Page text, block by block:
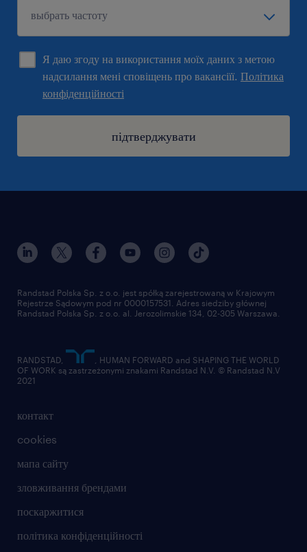
Я даю згоду на використання моїх даних з метою
надсилання мені сповіщень про вакансіїї. Політика
конфіденційності
підтверджувати
контакт
cookies
мапа сайту
зловживання брендами
поскаржитися
політика конфіденційності
Randstad Polska Sp. z o.o. jest spółką zarejestrowaną w Krajowym
Rejestrze Sądowym pod nr 0000157531. Adres siedziby głównej
Randstad Polska Sp. z o.o. al. Jerozolimskie 134, 02-305 Warszawa.
RANDSTAD,
, HUMAN FORWARD and SHAPING THE WORLD
OF WORK są zastrzeżonymi znakami Randstad N.V. © Randstad N.V
2021